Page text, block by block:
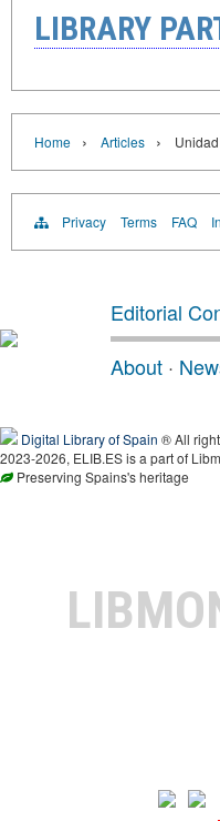
LIBRARY
Home › Articles ›
Privacy Terms FAQ
Editorial
About ·
Digital Library of Spain ® All
2023-2026, ELIB.ES is a part of
Preserving Spains's heritage